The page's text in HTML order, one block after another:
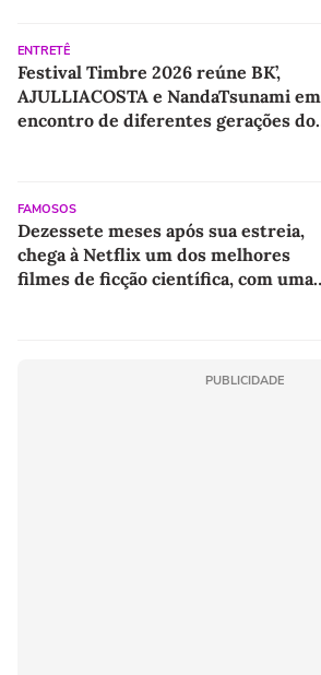
ENTRETÊ
Festival Timbre 2026 reúne BK’,
AJULLIACOSTA e NandaTsunami em
encontro de diferentes gerações do
FAMOSOS
Dezessete meses após sua estreia,
chega à Netflix um dos melhores
filmes de ficção científica, com uma
PUBLICIDADE